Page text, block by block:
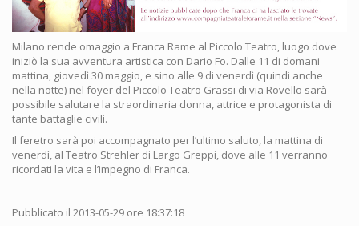
Milano rende omaggio a Franca Rame al Piccolo Teatro, luogo dove
iniziò la sua avventura artistica con Dario Fo. Dalle 11 di domani
mattina, giovedì 30 maggio, e sino alle 9 di venerdì (quindi anche
nella notte) nel foyer del Piccolo Teatro Grassi di via Rovello sarà
possibile salutare la straordinaria donna, attrice e protagonista di
tante battaglie civili.
Il feretro sarà poi accompagnato per l’ultimo saluto, la mattina di
venerdì, al Teatro Strehler di Largo Greppi, dove alle 11 verranno
ricordati la vita e l’impegno di Franca.
Pubblicato il 2013-05-29 ore 18:37:18